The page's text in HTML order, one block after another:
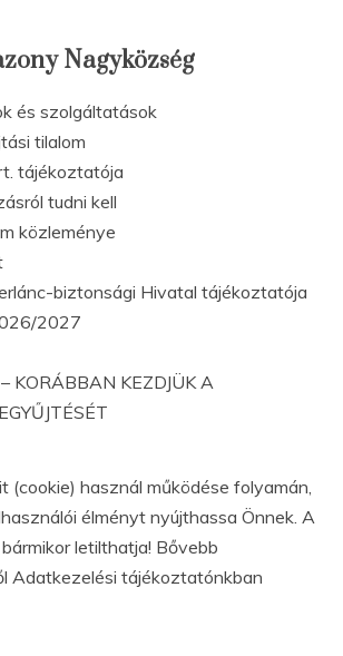
Nagyközség
és szolgáltatások
tilalom
tájékoztatója
tudni kell
közleménye
biztonsági Hivatal tájékoztatója
2027
KORÁBBAN KEZDJÜK A
(cookie) használ működése folyamán,
élményt nyújthassa Önnek. A
letilthatja! Bővebb
Adatkezelési tájékoztatónkban